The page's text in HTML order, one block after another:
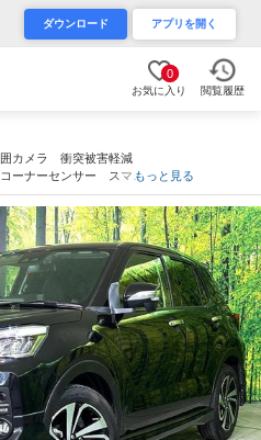
ダウンロード アプリを開く
0
お気に入り 閲覧履歴
カメラ 衝突被害軽減
ーナーセンサー スマー
正１７インチアルミ 車
もっと見る